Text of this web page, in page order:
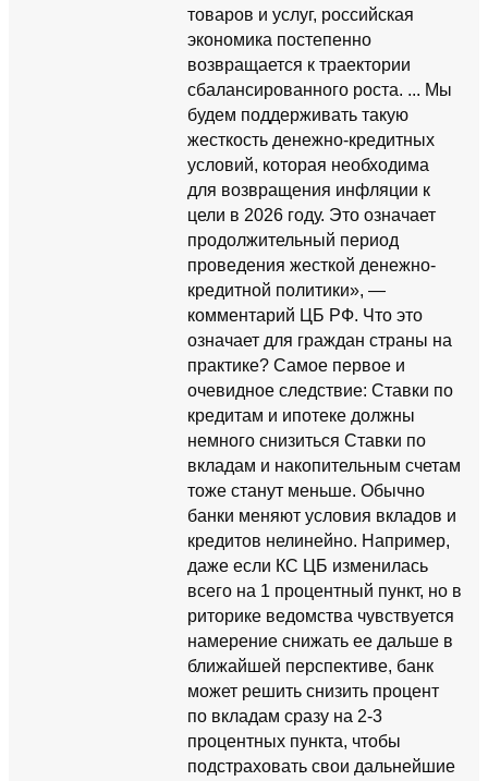
товаров и услуг, российская
экономика постепенно
возвращается к траектории
сбалансированного роста. ... Мы
будем поддерживать такую
жесткость денежно-кредитных
условий, которая необходима
для возвращения инфляции к
цели в 2026 году. Это означает
продолжительный период
проведения жесткой денежно-
кредитной политики», —
комментарий ЦБ РФ. Что это
означает для граждан страны на
практике? Самое первое и
очевидное следствие: Ставки по
кредитам и ипотеке должны
немного снизиться Ставки по
вкладам и накопительным счетам
тоже станут меньше. Обычно
банки меняют условия вкладов и
кредитов нелинейно. Например,
даже если КС ЦБ изменилась
всего на 1 процентный пункт, но в
риторике ведомства чувствуется
намерение снижать ее дальше в
ближайшей перспективе, банк
может решить снизить процент
по вкладам сразу на 2-3
процентных пункта, чтобы
подстраховать свои дальнейшие